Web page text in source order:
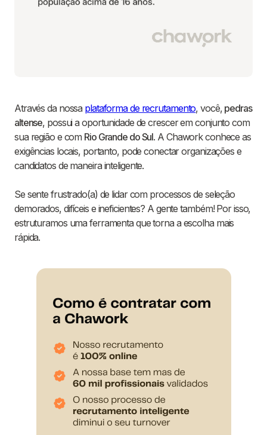
Através da nossa plataforma de recrutamento, você, pedras
altense, possui a oportunidade de crescer em conjunto com
sua região e com Rio Grande do Sul. A Chawork conhece as
exigências locais, portanto, pode conectar organizações e
candidatos de maneira inteligente.
Se sente frustrado(a) de lidar com processos de seleção
demorados, difíceis e ineficientes? A gente também! Por isso,
estruturamos uma ferramenta que torna a escolha mais
rápida.